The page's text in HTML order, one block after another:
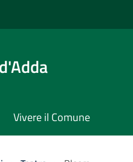
Vivere il Comune